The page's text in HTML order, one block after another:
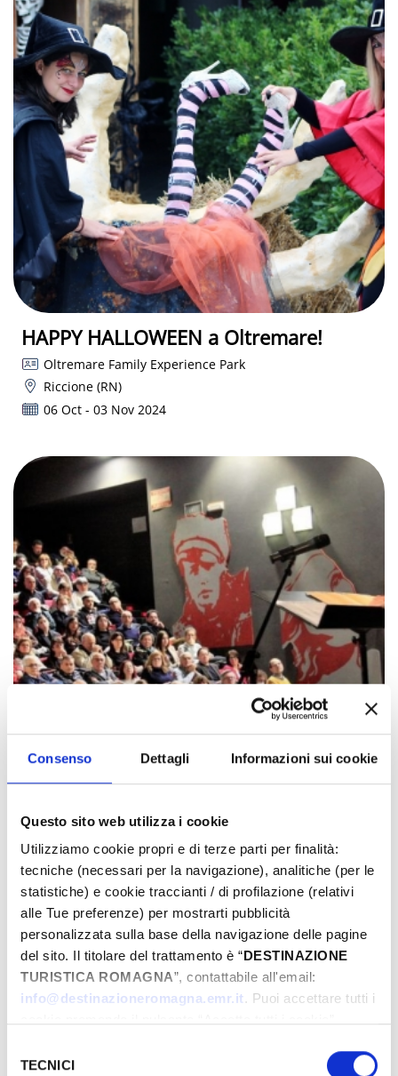
Consenso Dettagli Informazioni sui cookie
Questo sito web utilizza i cookie
Utilizziamo cookie propri e di terze parti per finalità:
tecniche (necessari per la navigazione), analitiche (per le
statistiche) e cookie traccianti / di profilazione (relativi
alle Tue preferenze) per mostrarti pubblicità
personalizzata sulla base della navigazione delle pagine
del sito. Il titolare del trattamento è “DESTINAZIONE
TURISTICA ROMAGNA”, contattabile all'email:
info@destinazioneromagna.emr.it. Puoi accettare tutti i
gestire le tue preferenze facendo clic su “Personalizza”.
delTECNICI
HAPPY HALLOWEEN a Oltremare!
Oltremare Family Experience Park
Riccione (RN)
06 Oct - 03 Nov 2024
ETICA - La Rassegna Filosofica di
Misano Adriatico
Misano Adriatico
Misano Adriatico (RN)
11 Oct - 14 Nov 2024